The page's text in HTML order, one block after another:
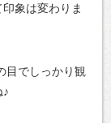
象は変わりま
目でしっかり観